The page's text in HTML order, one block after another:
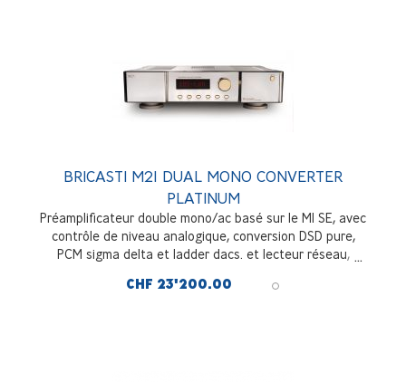
BRICASTI M21 DUAL MONO CONVERTER
PLATINUM
Préamplificateur double mono/ac basé sur le M1 SE, avec
contrôle de niveau analogique, conversion DSD pure,
PCM sigma delta et ladder dacs. et lecteur réseau,
CHF 23'200.00